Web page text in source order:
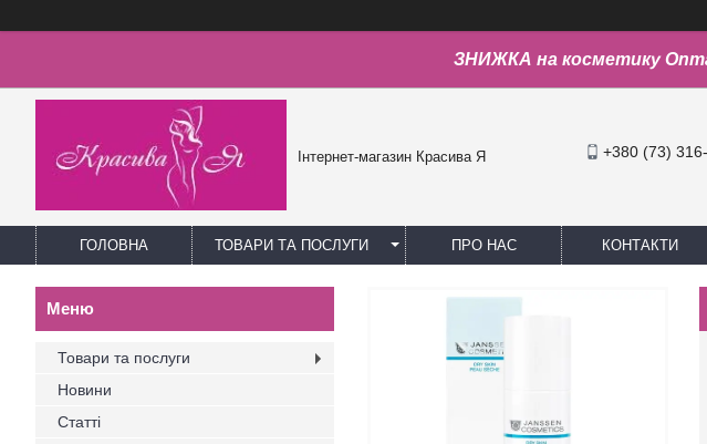
ЗНИЖКА на косметику
Інтернет-магазин Красива Я +380 (73)
ГОЛОВНА ТОВАРИ ТА ПОСЛУГИ ПРО НАС КОНТАКТИ
Товари та послуги
Новини
Статті